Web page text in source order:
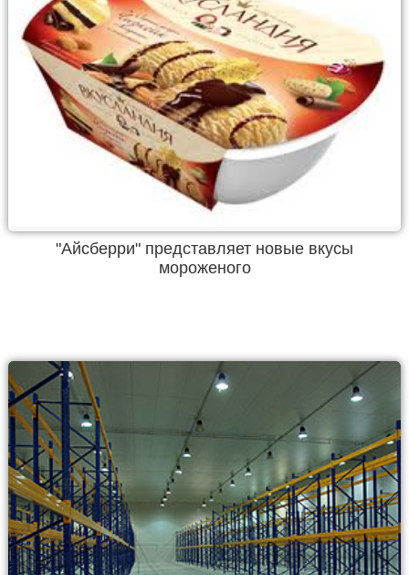
"Айсберри" представляет новые вкусы
мороженого